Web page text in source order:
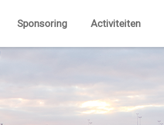
Sponsoring Activiteiten